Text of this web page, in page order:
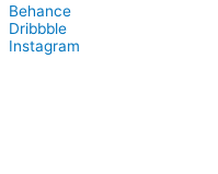
Behance
Dribbble
Instagram